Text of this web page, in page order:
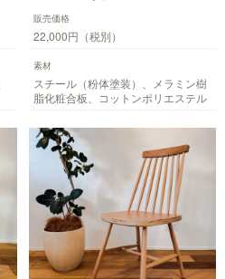
販売価格
22,000円（税別）
素材
スチール（粉体塗装）、メラミン樹
脂化粧合板、コットンポリエステル